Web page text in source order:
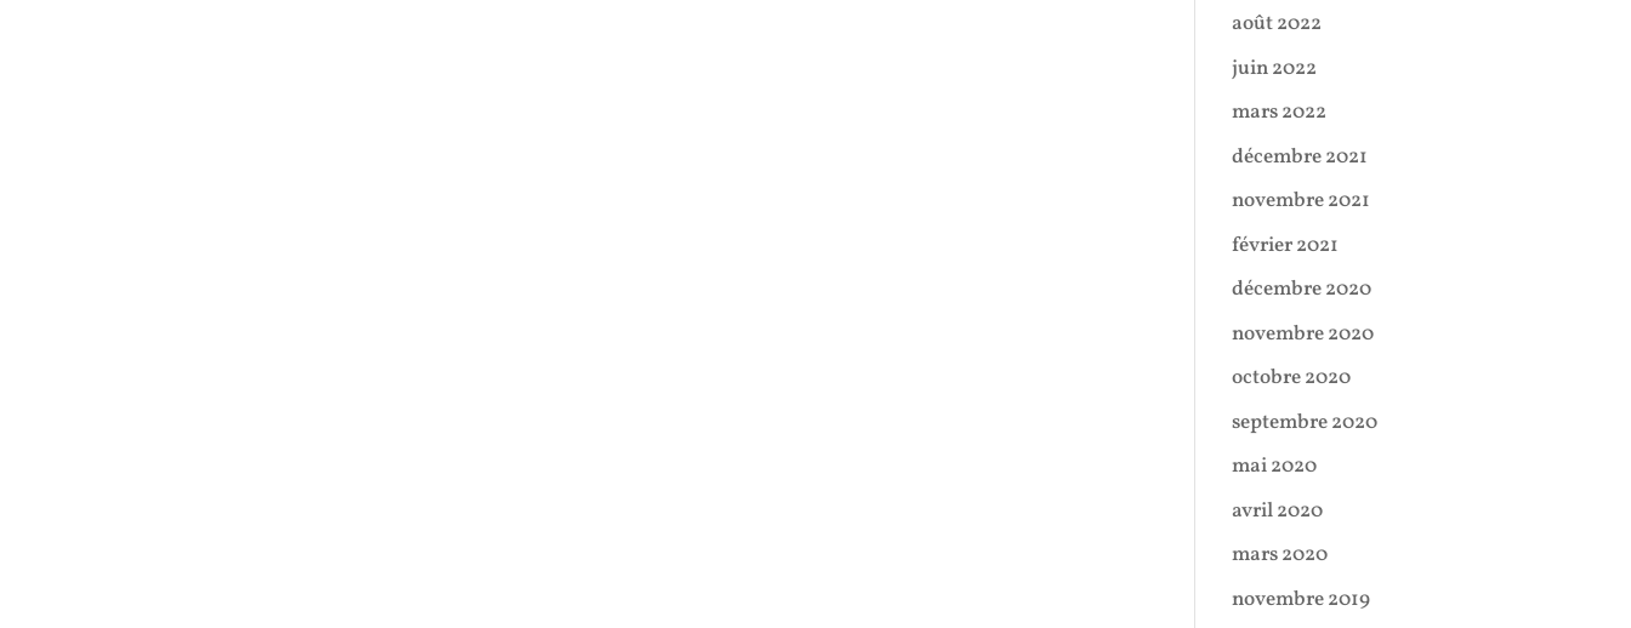
août 2022
juin 2022
mars 2022
décembre 2021
novembre 2021
février 2021
décembre 2020
novembre 2020
octobre 2020
septembre 2020
mai 2020
avril 2020
mars 2020
novembre 2019